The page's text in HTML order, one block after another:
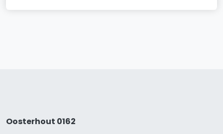
Oosterhout 0162